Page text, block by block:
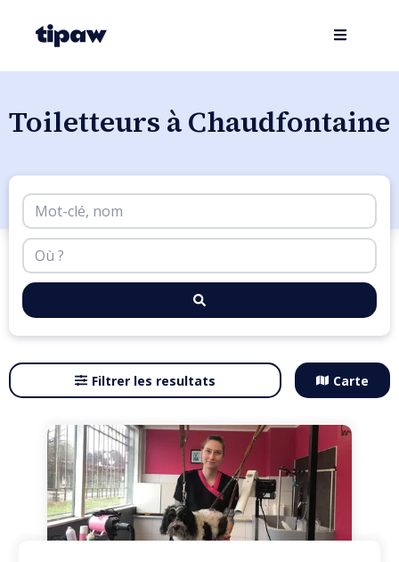
Toiletteurs à Chaudfontaine
Filtrer les resultats Carte